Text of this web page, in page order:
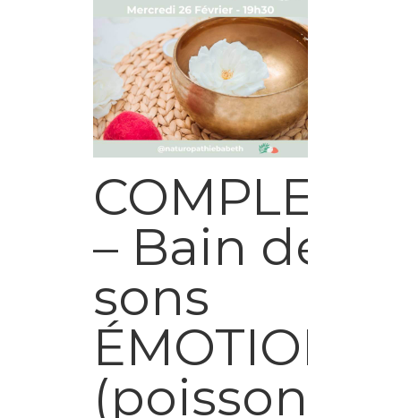
COMPLET
– Bain de
sons
ÉMOTIONS
(poissons)